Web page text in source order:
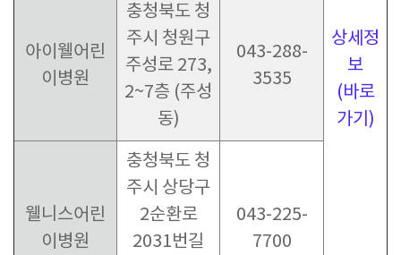
상세정
보
(바로
가기)
아이웰어린
이병원
충청북도 청
주시 청원구
주성로 273,
2~7층 (주성
동)
043-288-
3535
웰니스어린
이병원
충청북도 청
주시 상당구
2순환로
2031번길
043-225-
7700